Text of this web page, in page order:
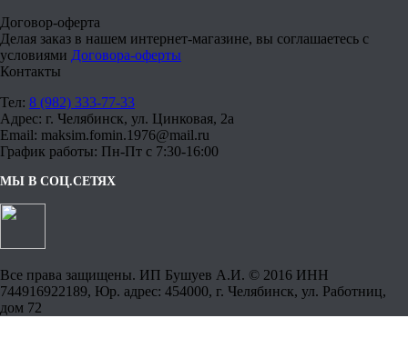
Договор-оферта
Делая заказ в нашем интернет-магазине, вы соглашаетесь с
условиями Договора-оферты
Контакты
Тел: 8 (982) 333-77-33
Адрес: г. Челябинск, ул. Цинковая, 2а
Email: maksim.fomin.1976@mail.ru
График работы: Пн-Пт с 7:30-16:00
МЫ В СОЦ.СЕТЯХ
Все права защищены. ИП Бушуев А.И. © 2016 ИНН
744916922189, Юр. адрес: 454000, г. Челябинск, ул. Работниц,
дом 72